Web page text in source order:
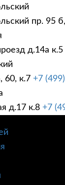
пр. 95
д.14а к.5
60, к.7 +7
д.17 к.8 +7